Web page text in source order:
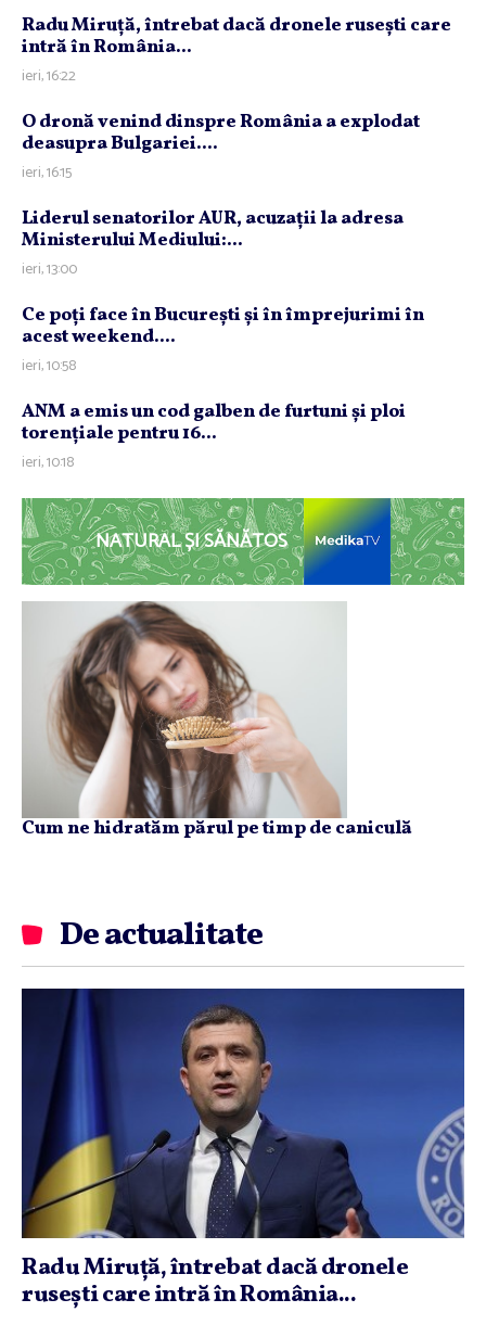
Radu Miruţă, întrebat dacă dronele ruseşti care
intră în România...
ieri, 16:22
O dronă venind dinspre România a explodat
deasupra Bulgariei....
ieri, 16:15
Liderul senatorilor AUR, acuzaţii la adresa
Ministerului Mediului:...
ieri, 13:00
Ce poţi face în Bucureşti şi în împrejurimi în
acest weekend....
ieri, 10:58
ANM a emis un cod galben de furtuni şi ploi
torenţiale pentru 16...
ieri, 10:18
NATURAL ȘI SĂNĂTOS
Cum ne hidratăm părul pe timp de caniculă
De actualitate
Radu Miruţă, întrebat dacă dronele
ruseşti care intră în România...